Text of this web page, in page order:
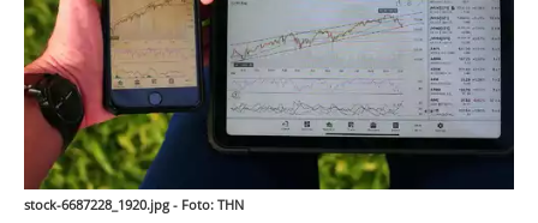
stock-6687228_1920.jpg - Foto: THN